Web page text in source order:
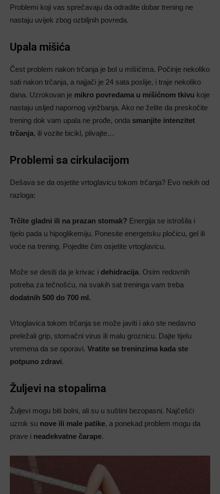
Problemi koji vas sprečavaju da odradite dobar trening ne
nastaju uvijek zbog ozbiljnih povreda.
Upala mišića
Čest problem nakon trčanja je bol u mišićima. Počinje nekoliko
sati nakon trčanja, a najjači je 24 sata poslije, i traje nekoliko
dana. Uzrokovan je mikro povredama u mišićnom tkivu koje
nastaju usljed napornog vježbanja. Ako ne želite da preskočite
trening dok vam upala ne prođe, onda smanjite intenzitet
trčanja, ili vozite bicikl, plivajte…
Problemi sa cirkulacijom
Dešava se da osjetite vrtoglavicu tokom trčanja? Evo nekih od
razloga:
Trčite gladni ili na prazan stomak? Energija se istrošila i
tijelo pada u hipoglikemiju. Ponesite energetsku pločicu, gel ili
voće na trening. Pojedite čim osjetite vrtoglavicu.
Može se desiti da je krivac i dehidracija. Osim redovnih
potreba za tečnošću, na svakih sat treninga vam treba
dodatnih 500 do 700 ml.
Vrtoglavica tokom trčanja se može javiti i ako ste nedavno
preležali grip, stomačni virus ili malu groznicu. Dajte tijelu
vremena da se oporavi. Vratite se treninzima kada ste
potpuno zdravi.
Žuljevi na stopalima
Žuljevi mogu biti bolni, ali su u suštini bezopasni. Najčešći
uzrok su nove ili male patike, a ponekad problem mogu da
prave i neadekvatne čarape.